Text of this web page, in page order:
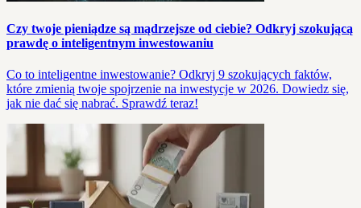
Czy twoje pieniądze są mądrzejsze od ciebie? Odkryj szokującą
prawdę o inteligentnym inwestowaniu
Co to inteligentne inwestowanie? Odkryj 9 szokujących faktów,
które zmienią twoje spojrzenie na inwestycje w 2026. Dowiedz się,
jak nie dać się nabrać. Sprawdź teraz!